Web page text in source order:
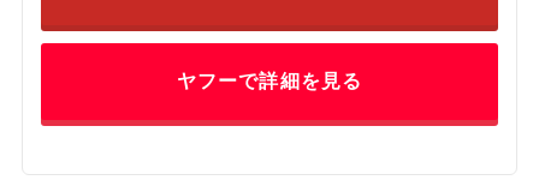
ヤフーで詳細を見る